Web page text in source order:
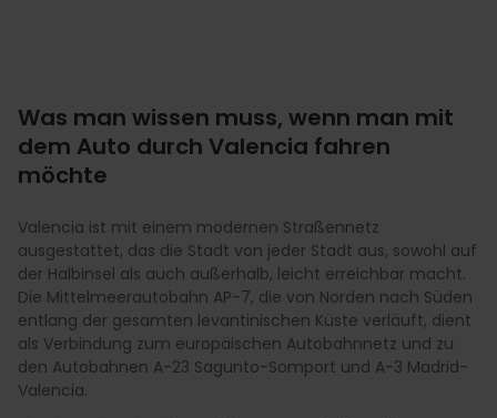
Was man wissen muss, wenn man mit
dem Auto durch Valencia fahren
möchte
Valencia ist mit einem modernen Straßennetz
ausgestattet, das die Stadt von jeder Stadt aus, sowohl auf
der Halbinsel als auch außerhalb, leicht erreichbar macht.
Die Mittelmeerautobahn AP-7, die von Norden nach Süden
entlang der gesamten levantinischen Küste verläuft, dient
als Verbindung zum europäischen Autobahnnetz und zu
den Autobahnen A-23 Sagunto-Somport und A-3 Madrid-
Valencia.